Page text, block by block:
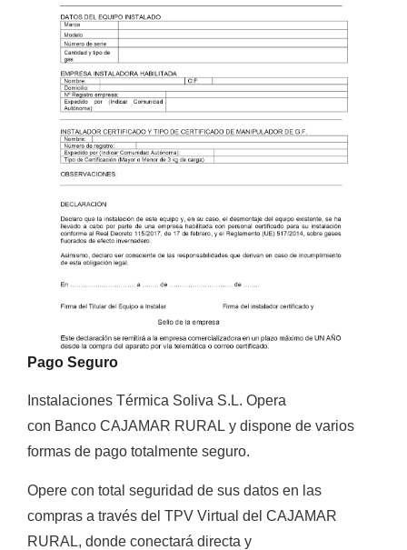
Pago Seguro
Instalaciones Térmica Soliva S.L. Opera
con Banco CAJAMAR RURAL y dispone de varios
formas de pago totalmente seguro.
Opere con total seguridad de sus datos en las
compras a través del TPV Virtual del CAJAMAR
RURAL, donde conectará directa y